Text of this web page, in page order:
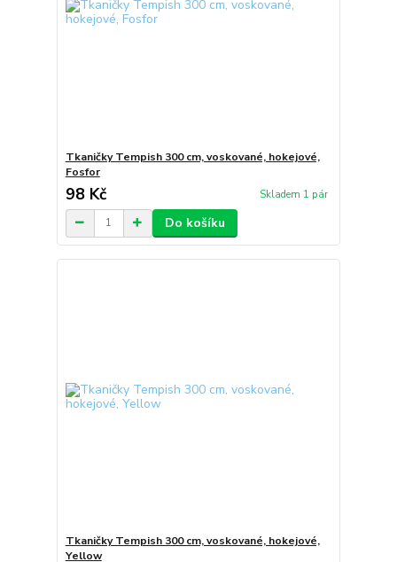
Tkaničky Tempish 300 cm, voskované, hokejové,
Fosfor
98 Kč Skladem 1 pár
Do košíku
Tkaničky Tempish 300 cm, voskované, hokejové,
Yellow